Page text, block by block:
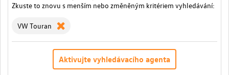
Zkuste to znovu s menším nebo změněným kritériem vyhledávání:
VW Touran
Aktivujte vyhledávacího agenta